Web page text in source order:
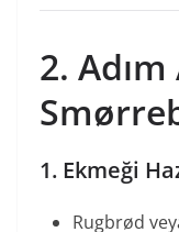
2. Adım
1. Ekmeği
Rugbrød